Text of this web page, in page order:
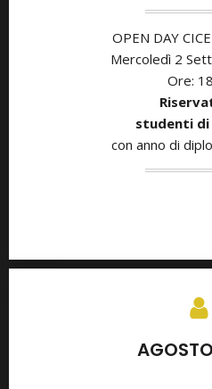
OPEN DAY
Mercoledì 2
Ore:
studenti di
con anno di